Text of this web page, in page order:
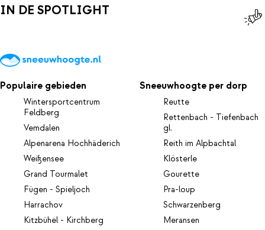
IN DE SPOTLIGHT
Populaire gebieden
Wintersportcentrum
Feldberg
Vemdalen
Alpenarena Hochhäderich
Weißensee
Grand Tourmalet
Fügen - Spieljoch
Harrachov
Kitzbühel - Kirchberg
Sneeuwhoogte per dorp
Reutte
Rettenbach - Tiefenbach
gl.
Reith im Alpbachtal
Klösterle
Gourette
Pra-loup
Schwarzenberg
Meransen